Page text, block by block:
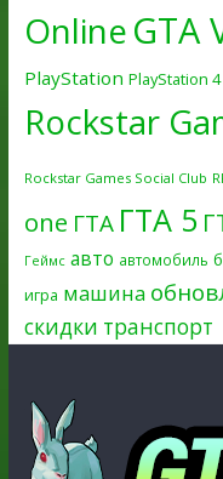
OnlineGTA
PlayStation PlayStation 4
Rockstar
Rockstar Games Social Club
one ГТА ГТА 5
Геймс авто автомобиль
игра машина
скидки транспорт